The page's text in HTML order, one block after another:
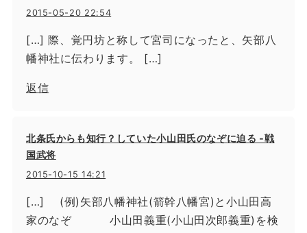
2015-05-20 22:54
[…] 際、覚円坊と称して宮司になったと、矢部八
幡神社に伝わります。 […]
返信
北条氏からも知行？していた小山田氏のなぞに迫る -戦
国武将
2015-10-15 14:21
[…] (例)矢部八幡神社(箭幹八幡宮)と小山田高
家のなぞ 小山田義重(小山田次郎義重)を検